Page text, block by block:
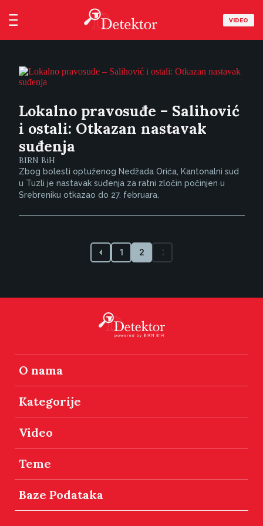
VIDEO
Lokalno pravosuđe – Salihović
i ostali: Otkazan nastavak
suđenja
BIRN BiH
Zbog bolesti optuženog Nedžada Orića, Kantonalni sud
u Tuzli je nastavak suđenja za ratni zločin počinjen u
Srebreniku otkazao do 27. februara.
1 2
O nama
Kategorije
Video
Teme
Baze Podataka